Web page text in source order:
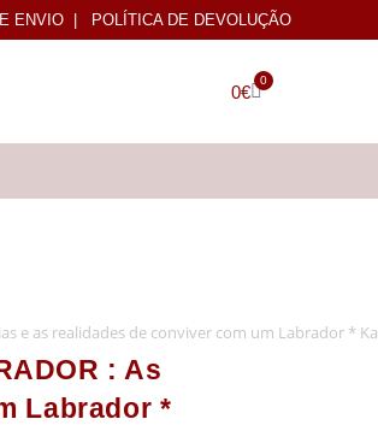
ENVIO | POLÍTICA DE DEVOLUÇÃO
0€
0
e as realidades de conviver com um Labrador *
: As
Labrador *